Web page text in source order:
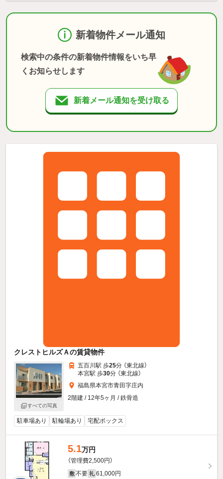
新着物件メール通知
検索中の条件の新着物件情報をいち早
くお知らせします
新着メール通知を受け取る
クレストヒルズＡの賃貸物件
すべての写真
五百川駅 歩25分 （東北線）
本宮駅 歩30分 （東北線）
福島県本宮市青田字庄内
2階建 / 12年5ヶ月 / 鉄骨造
駐車場あり 駐輪場あり 宅配ボックス
5.1万円
（管理費2,500円）
敷 不要 礼 61,000円